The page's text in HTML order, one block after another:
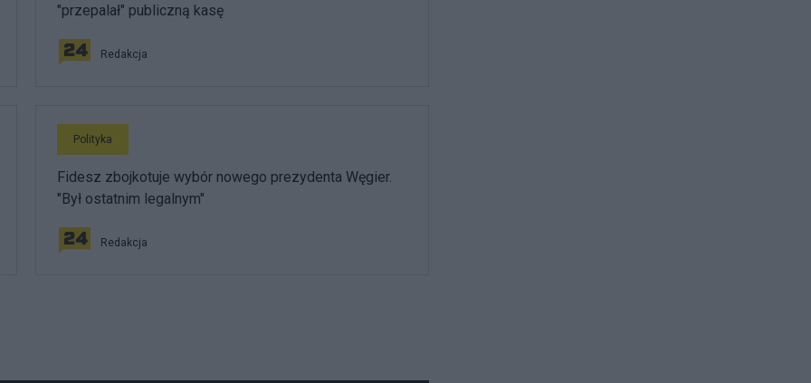
"przepalał" publiczną kasę
Redakcja
Polityka
Fidesz zbojkotuje wybór nowego prezydenta Węgier.
"Był ostatnim legalnym"
Redakcja